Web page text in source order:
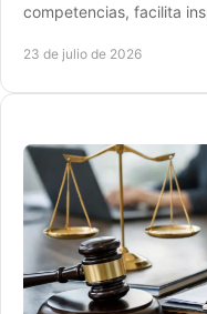
competencias, facilita
23 de julio de 2026